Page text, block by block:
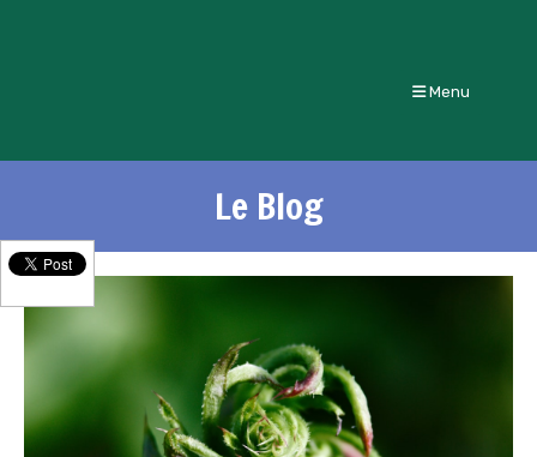
Menu
Le Blog